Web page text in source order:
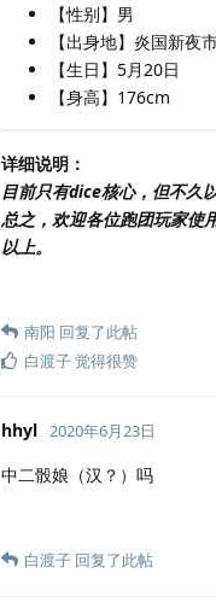
【性别】男
【出身地】炎国新夜
【生日】5月20日
【身高】176cm
详细说明：
目前只有dice核心，但不久
总之，欢迎各位跑团玩家使
以上。
南阳 回复了此帖
白渡子觉得很赞
hhyl 2020年6月23日
中二骰娘（汉？）吗
白渡子 回复了此帖